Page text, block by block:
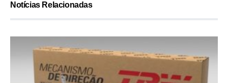
Notícias Relacionadas